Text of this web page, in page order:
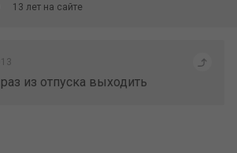
13 лет на сайте
из отпуска выходить